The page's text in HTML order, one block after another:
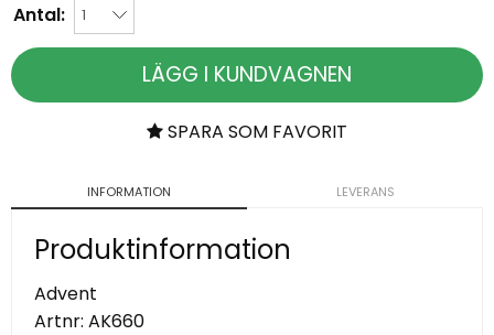
Antal:
LÄGG I KUNDVAGNEN
SPARA SOM FAVORIT
INFORMATION LEVERANS
Produktinformation
Advent
Artnr: AK660